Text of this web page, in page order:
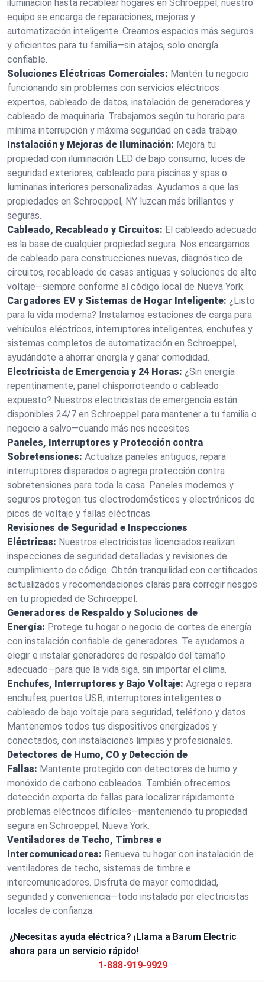
iluminación hasta recablear hogares en Schroeppel, nuestro
equipo se encarga de reparaciones, mejoras y
automatización inteligente. Creamos espacios más seguros
y eficientes para tu familia—sin atajos, solo energía
confiable.
Soluciones Eléctricas Comerciales: Mantén tu negocio
funcionando sin problemas con servicios eléctricos
expertos, cableado de datos, instalación de generadores y
cableado de maquinaria. Trabajamos según tu horario para
mínima interrupción y máxima seguridad en cada trabajo.
Instalación y Mejoras de Iluminación: Mejora tu
propiedad con iluminación LED de bajo consumo, luces de
seguridad exteriores, cableado para piscinas y spas o
luminarias interiores personalizadas. Ayudamos a que las
propiedades en Schroeppel, NY luzcan más brillantes y
seguras.
Cableado, Recableado y Circuitos: El cableado adecuado
es la base de cualquier propiedad segura. Nos encargamos
de cableado para construcciones nuevas, diagnóstico de
circuitos, recableado de casas antiguas y soluciones de alto
voltaje—siempre conforme al código local de Nueva York.
Cargadores EV y Sistemas de Hogar Inteligente: ¿Listo
para la vida moderna? Instalamos estaciones de carga para
vehículos eléctricos, interruptores inteligentes, enchufes y
sistemas completos de automatización en Schroeppel,
ayudándote a ahorrar energía y ganar comodidad.
Electricista de Emergencia y 24 Horas: ¿Sin energía
repentinamente, panel chisporroteando o cableado
expuesto? Nuestros electricistas de emergencia están
disponibles 24/7 en Schroeppel para mantener a tu familia o
negocio a salvo—cuando más nos necesites.
Paneles, Interruptores y Protección contra
Sobretensiones: Actualiza paneles antiguos, repara
interruptores disparados o agrega protección contra
sobretensiones para toda la casa. Paneles modernos y
seguros protegen tus electrodomésticos y electrónicos de
picos de voltaje y fallas eléctricas.
Revisiones de Seguridad e Inspecciones
Eléctricas: Nuestros electricistas licenciados realizan
inspecciones de seguridad detalladas y revisiones de
cumplimiento de código. Obtén tranquilidad con certificados
actualizados y recomendaciones claras para corregir riesgos
en tu propiedad de Schroeppel.
Generadores de Respaldo y Soluciones de
Energía: Protege tu hogar o negocio de cortes de energía
con instalación confiable de generadores. Te ayudamos a
elegir e instalar generadores de respaldo del tamaño
adecuado—para que la vida siga, sin importar el clima.
Enchufes, Interruptores y Bajo Voltaje: Agrega o repara
enchufes, puertos USB, interruptores inteligentes o
cableado de bajo voltaje para seguridad, teléfono y datos.
Mantenemos todos tus dispositivos energizados y
conectados, con instalaciones limpias y profesionales.
Detectores de Humo, CO y Detección de
Fallas: Mantente protegido con detectores de humo y
monóxido de carbono cableados. También ofrecemos
detección experta de fallas para localizar rápidamente
problemas eléctricos difíciles—manteniendo tu propiedad
segura en Schroeppel, Nueva York.
Ventiladores de Techo, Timbres e
Intercomunicadores: Renueva tu hogar con instalación de
ventiladores de techo, sistemas de timbre e
intercomunicadores. Disfruta de mayor comodidad,
seguridad y conveniencia—todo instalado por electricistas
locales de confianza.
¿Necesitas ayuda eléctrica? ¡Llama a Barum Electric
ahora para un servicio rápido!
1-888-919-9929